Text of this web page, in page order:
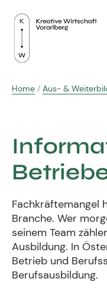
Service
Recht &
Gründen &
Zeigt eure
Aus- &
BildungsPlus
Lehre
Kreativpreis
Ausschuss -
Fachgruppen-
Agentur
Home / Aus- &
Fachkräftemangel
Branche. Wer
seinem Team
Ausbildung. In
Betrieb und
Berufsausbildung.